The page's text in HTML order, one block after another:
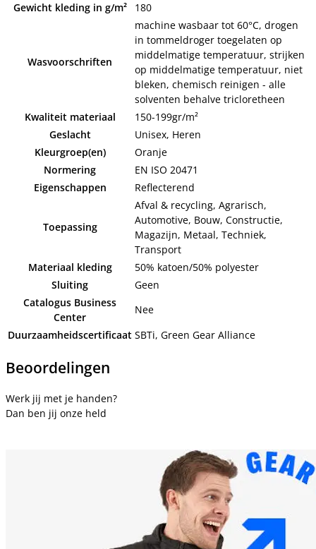
Gewicht kleding in g/m²
180
Wasvoorschriften
machine wasbaar tot 60°C, drogen
in tommeldroger toegelaten op
middelmatige temperatuur, strijken
op middelmatige temperatuur, niet
bleken, chemisch reinigen - alle
solventen behalve tricloretheen
Kwaliteit materiaal
150-199gr/m²
Geslacht
Unisex, Heren
Kleurgroep(en)
Oranje
Normering
EN ISO 20471
Eigenschappen
Reflecterend
Toepassing
Afval & recycling, Agrarisch,
Automotive, Bouw, Constructie,
Magazijn, Metaal, Techniek,
Transport
Materiaal kleding
50% katoen/50% polyester
Sluiting
Geen
Catalogus Business
Center
Nee
Duurzaamheidscertificaat SBTi, Green Gear Alliance
Beoordelingen
Werk jij met je handen?
Dan ben jij onze held